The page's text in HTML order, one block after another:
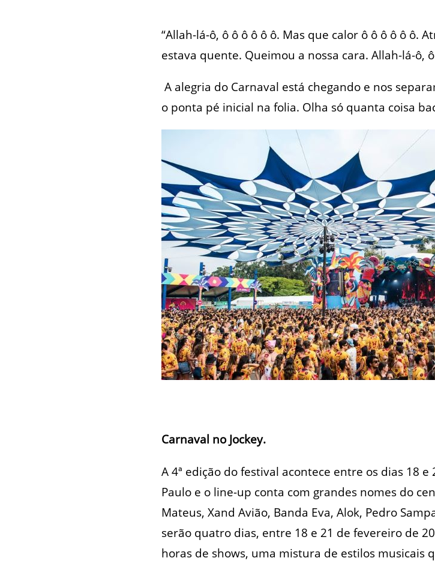
“Allah-lá-ô, ô ô ô ô ô ô. Mas que calor ô ô ô ô ô ô.
estava quente. Queimou a nossa cara. Allah-lá-ô, ô
A alegria do Carnaval está chegando e nos
o ponta pé inicial na folia. Olha só quanta coisa
Carnaval no Jockey.
A 4ª edição do festival acontece entre os dias 18
Paulo e o line-up conta com grandes nomes do
Mateus, Xand Avião, Banda Eva, Alok, Pedro
serão quatro dias, entre 18 e 21 de fevereiro de
horas de shows, uma mistura de estilos musicais